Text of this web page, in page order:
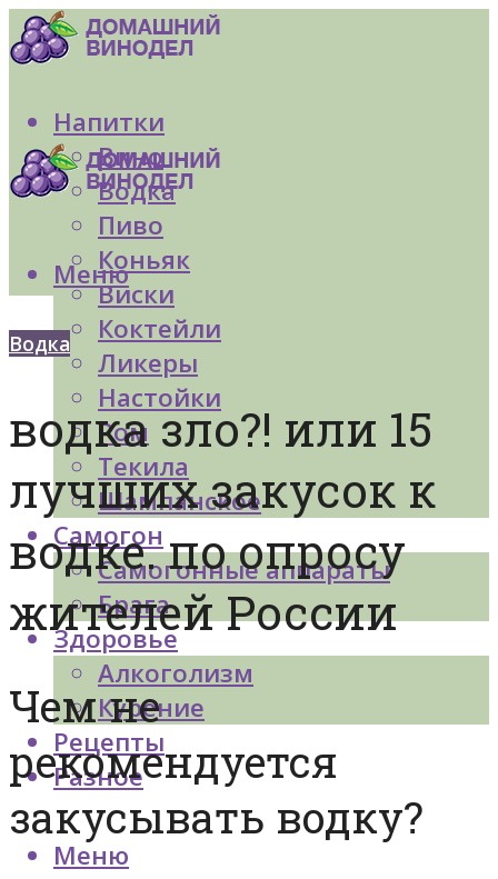
Напитки
Вино
Водка
Пиво
Коньяк
Виски
Коктейли
Ликеры
Настойки
Ром
Текила
Шампанское
Самогон
Самогонные аппараты
Брага
Здоровье
Алкоголизм
Курение
Рецепты
Разное
Меню
Меню
Водка
водка зло?! или 15
лучших закусок к
водке. по опросу
жителей России
Чем не
рекомендуется
закусывать водку?